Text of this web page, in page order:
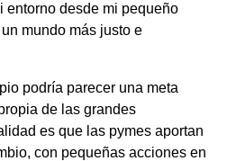
entorno desde mi pequeño
mundo más justo e
podría parecer una meta
de las grandes
es que las pymes aportan
con pequeñas acciones en